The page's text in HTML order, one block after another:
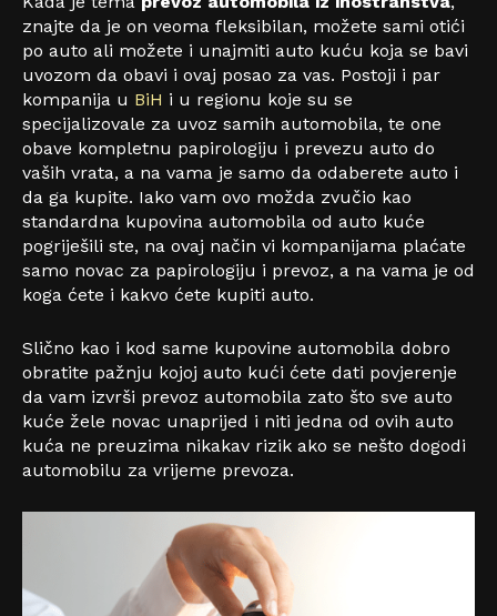
znajte da je on veoma fleksibilan, možete sami otići
po auto ali možete i unajmiti auto kuću koja se bavi
uvozom da obavi i ovaj posao za vas. Postoji i par
kompanija u BiH i u regionu koje su se
specijalizovale za uvoz samih automobila, te one
obave kompletnu papirologiju i prevezu auto do
vaših vrata, a na vama je samo da odaberete auto i
da ga kupite. Iako vam ovo možda zvučio kao
standardna kupovina automobila od auto kuće
pogriješili ste, na ovaj način vi kompanijama plaćate
samo novac za papirologiju i prevoz, a na vama je od
koga ćete i kakvo ćete kupiti auto.
Slično kao i kod same kupovine automobila dobro
obratite pažnju kojoj auto kući ćete dati povjerenje
da vam izvrši prevoz automobila zato što sve auto
kuće žele novac unaprijed i niti jedna od ovih auto
kuća ne preuzima nikakav rizik ako se nešto dogodi
automobilu za vrijeme prevoza.